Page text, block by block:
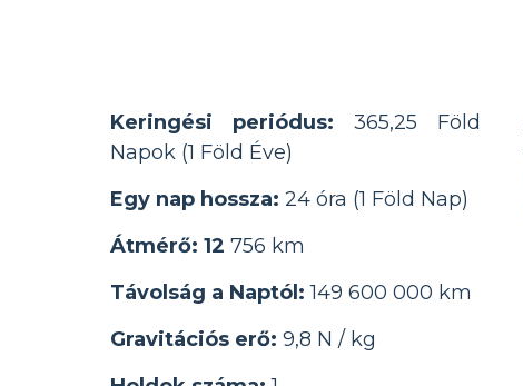
Keringési periódus: 365,25 Föld
Napok (1 Föld Éve)
Egy nap hossza: 24 óra (1 Föld Nap)
Átmérő: 12 756 km
Távolság a Naptól: 149 600 000 km
Gravitációs erő: 9,8 N / kg